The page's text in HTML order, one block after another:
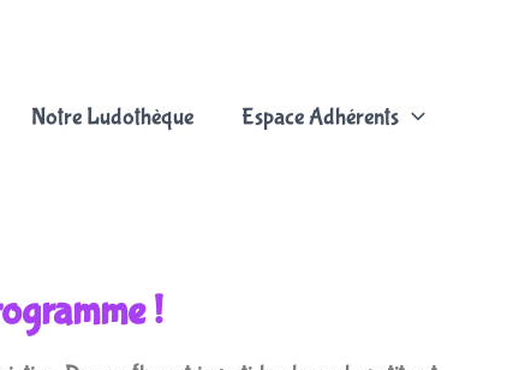
Notre Ludothèque Espace Adhérents
!